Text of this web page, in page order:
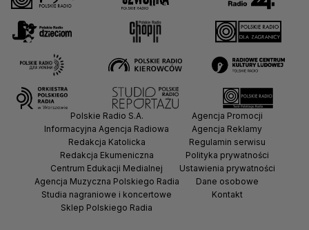
Polskie Radio S.A.
Informacyjna Agencja Radiowa
Redakcja Katolicka
Redakcja Ekumeniczna
Centrum Edukacji Medialnej
Agencja Muzyczna Polskiego Radia
Studia nagraniowe i koncertowe
Sklep Polskiego Radia
Agencja Promocji
Agencja Reklamy
Regulamin serwisu
Polityka prywatności
Ustawienia prywatności
Dane osobowe
Kontakt